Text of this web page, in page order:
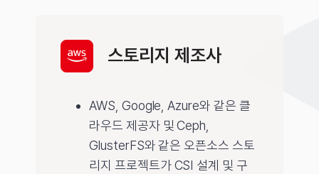
스토리지 제조사
AWS, Google, Azure와 같은 클
라우드 제공자 및 Ceph,
GlusterFS와 같은 오픈소스 스토
리지 프로젝트가 CSI 설계 및 구